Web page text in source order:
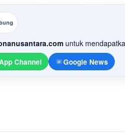
untuk
Channel Google News